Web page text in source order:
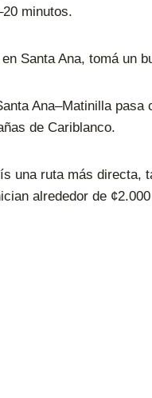
minutos.
Santa Ana, tomá un
Ana–Matinilla
de Cariblanco.
una ruta más directa,
alrededor de